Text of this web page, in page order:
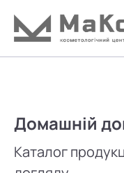
Домашній
Каталог